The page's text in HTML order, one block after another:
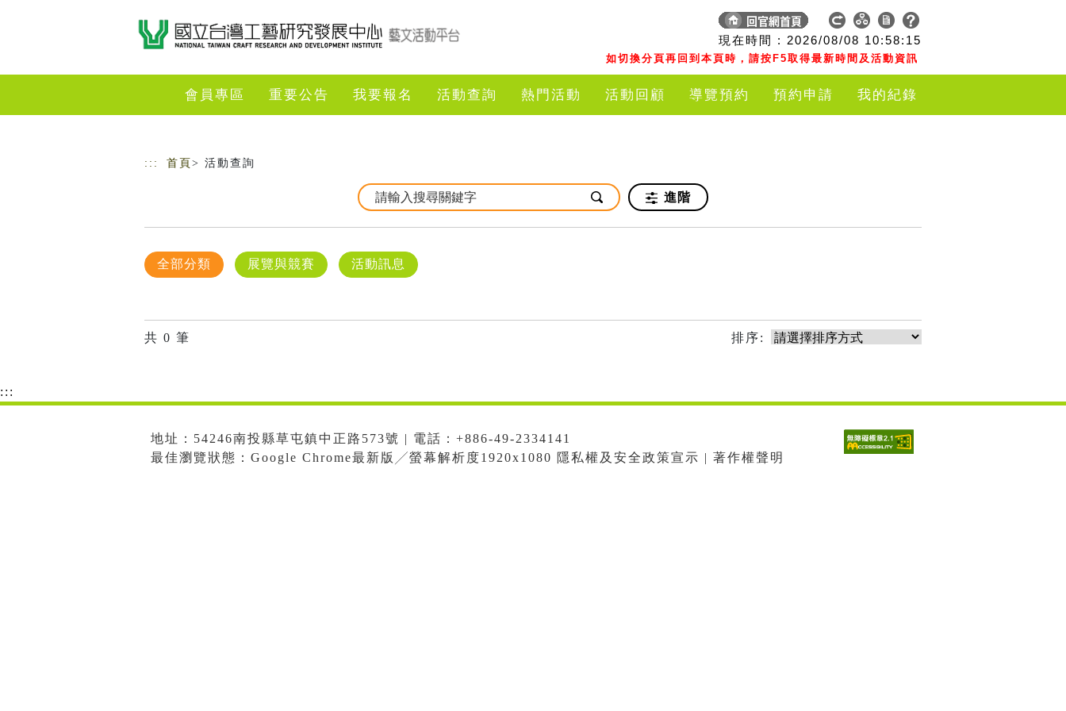
現在時間 : 2026/08/08 10:58:15
如切換分頁再回到本頁時，請按F5取得最新時間及活動資訊
會員專區 重要公告 我要報名 活動查詢 熱門活動 活動回顧 導覽預約 預約申請 我的紀錄
::: 首頁 > 活動查詢
進階
全部分類 展覽與競賽 活動訊息
共 0 筆 排序:
:::
地址：54246南投縣草屯鎮中正路573號 | 電話：+886-49-2334141
最佳瀏覽狀態：Google Chrome最新版╱螢幕解析度1920x1080 隱私權及安全政策宣示 | 著作權聲明